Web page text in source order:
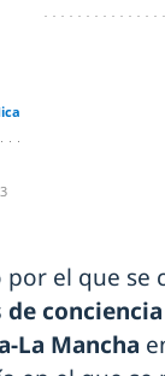
por el que se
conciencia
La Mancha